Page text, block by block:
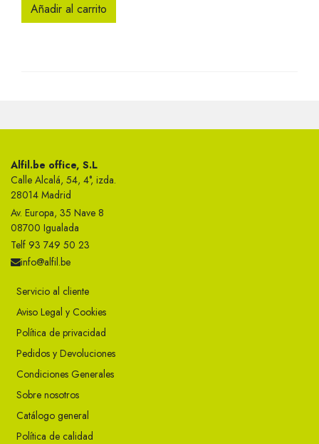
Añadir al carrito
Alfil.be office, S.L
Calle Alcalá, 54, 4°, izda.
28014 Madrid
Av. Europa, 35 Nave 8
08700 Igualada
Telf 93 749 50 23
info@alfil.be
Servicio al cliente
Aviso Legal y Cookies
Política de privacidad
Pedidos y Devoluciones
Condiciones Generales
Sobre nosotros
Catálogo general
Política de calidad